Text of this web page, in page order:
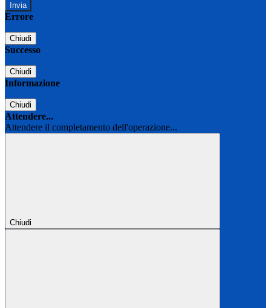
Errore
Chiudi
Successo
Chiudi
Informazione
Chiudi
Attendere...
Attendere il completamento dell'operazione...
Chiudi